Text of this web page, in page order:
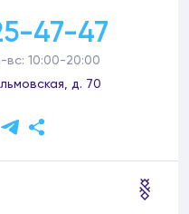
47-47
вс: 10:00-20:00
д. 70